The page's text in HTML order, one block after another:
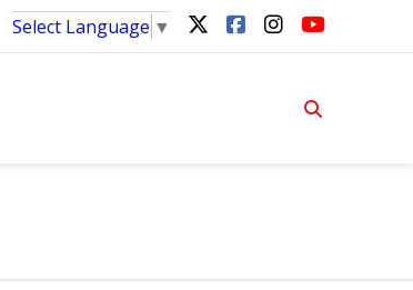
Select Language ▼